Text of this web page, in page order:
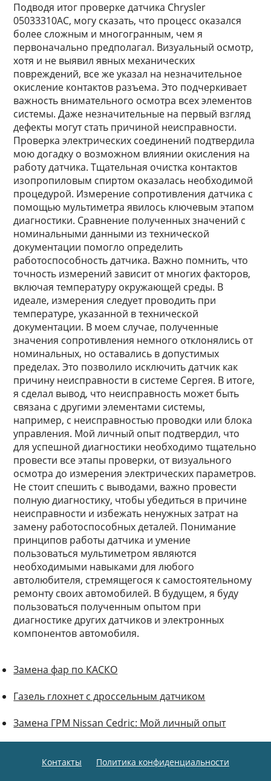
Подводя итог проверке датчика Chrysler
05033310AC, могу сказать, что процесс оказался
более сложным и многогранным, чем я
первоначально предполагал. Визуальный осмотр,
хотя и не выявил явных механических
повреждений, все же указал на незначительное
окисление контактов разъема. Это подчеркивает
важность внимательного осмотра всех элементов
системы. Даже незначительные на первый взгляд
дефекты могут стать причиной неисправности.
Проверка электрических соединений подтвердила
мою догадку о возможном влиянии окисления на
работу датчика. Тщательная очистка контактов
изопропиловым спиртом оказалась необходимой
процедурой. Измерение сопротивления датчика с
помощью мультиметра явилось ключевым этапом
диагностики. Сравнение полученных значений с
номинальными данными из технической
документации помогло определить
работоспособность датчика. Важно помнить, что
точность измерений зависит от многих факторов,
включая температуру окружающей среды. В
идеале, измерения следует проводить при
температуре, указанной в технической
документации. В моем случае, полученные
значения сопротивления немного отклонялись от
номинальных, но оставались в допустимых
пределах. Это позволило исключить датчик как
причину неисправности в системе Сергея. В итоге,
я сделал вывод, что неисправность может быть
связана с другими элементами системы,
например, с неисправностью проводки или блока
управления. Мой личный опыт подтвердил, что
для успешной диагностики необходимо тщательно
провести все этапы проверки, от визуального
осмотра до измерения электрических параметров.
Не стоит спешить с выводами, важно провести
полную диагностику, чтобы убедиться в причине
неисправности и избежать ненужных затрат на
замену работоспособных деталей. Понимание
принципов работы датчика и умение
пользоваться мультиметром являются
необходимыми навыками для любого
автолюбителя, стремящегося к самостоятельному
ремонту своих автомобилей. В будущем, я буду
пользоваться полученным опытом при
диагностике других датчиков и электронных
компонентов автомобиля.
Замена фар по КАСКО
Газель глохнет с дроссельным датчиком
Замена ГРМ Nissan Cedric: Мой личный опыт
Контакты Политика конфиденциальности